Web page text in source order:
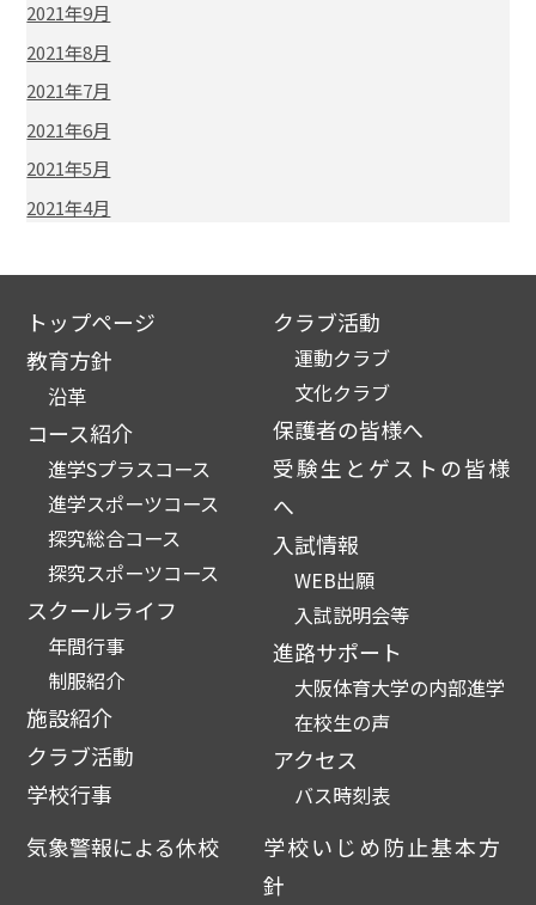
2021年9月
2021年8月
2021年7月
2021年6月
2021年5月
2021年4月
トップページ
教育方針
沿革
コース紹介
進学Sプラスコース
進学スポーツコース
探究総合コース
探究スポーツコース
スクールライフ
年間行事
制服紹介
施設紹介
クラブ活動
学校行事
クラブ活動
運動クラブ
文化クラブ
保護者の皆様へ
受験生とゲストの皆様
へ
入試情報
WEB出願
入試説明会等
進路サポート
大阪体育大学の内部進学
在校生の声
アクセス
バス時刻表
気象警報による休校
学校いじめ防止基本方
針